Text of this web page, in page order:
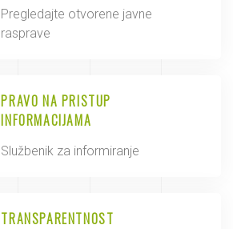
Pregledajte otvorene javne
rasprave
PRAVO NA PRISTUP
INFORMACIJAMA
Službenik za informiranje
TRANSPARENTNOST